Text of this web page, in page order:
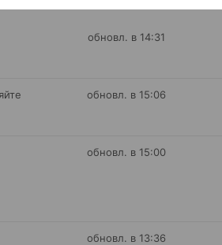
обновл. в 14:31
обновл. в 15:06
обновл. в 15:00
обновл. в 13:36